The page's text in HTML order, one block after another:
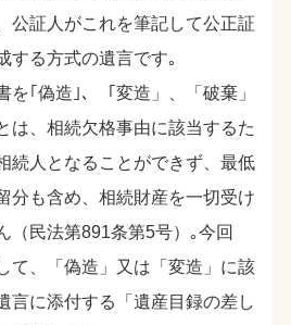
公証人がこれを筆記して公正証
する方式の遺言です｡
を｢偽造｣、「変造」、「破棄」
は、相続欠格事由に該当するた
続人となることができず、最低
分も含め、相続財産を一切受け
（民法第891条第5号）｡今回
て、「偽造」又は「変造」に該
言に添付する「遺産目録の差し